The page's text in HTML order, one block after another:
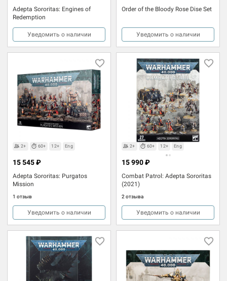
Adepta Sororitas: Engines of
Redemption
Уведомить о наличии
Order of the Bloody Rose Dise Set
Уведомить о наличии
2+ 60+ 12+ Eng
Adepta Sororitas: Purgatos
Mission
1 отзыв
15 545 ₽
Уведомить о наличии
2+ 60+ 12+ Eng
Combat Patrol: Adepta Sororitas
(2021)
2 отзыва
15 990 ₽
Уведомить о наличии